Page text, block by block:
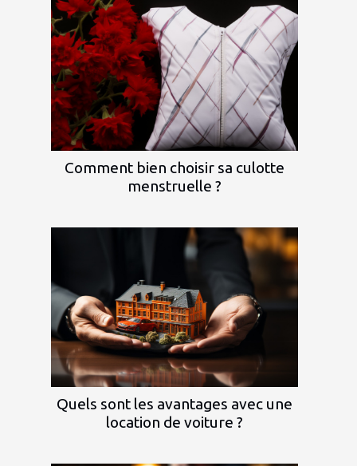
Comment bien choisir sa culotte
menstruelle ?
Quels sont les avantages avec une
location de voiture ?